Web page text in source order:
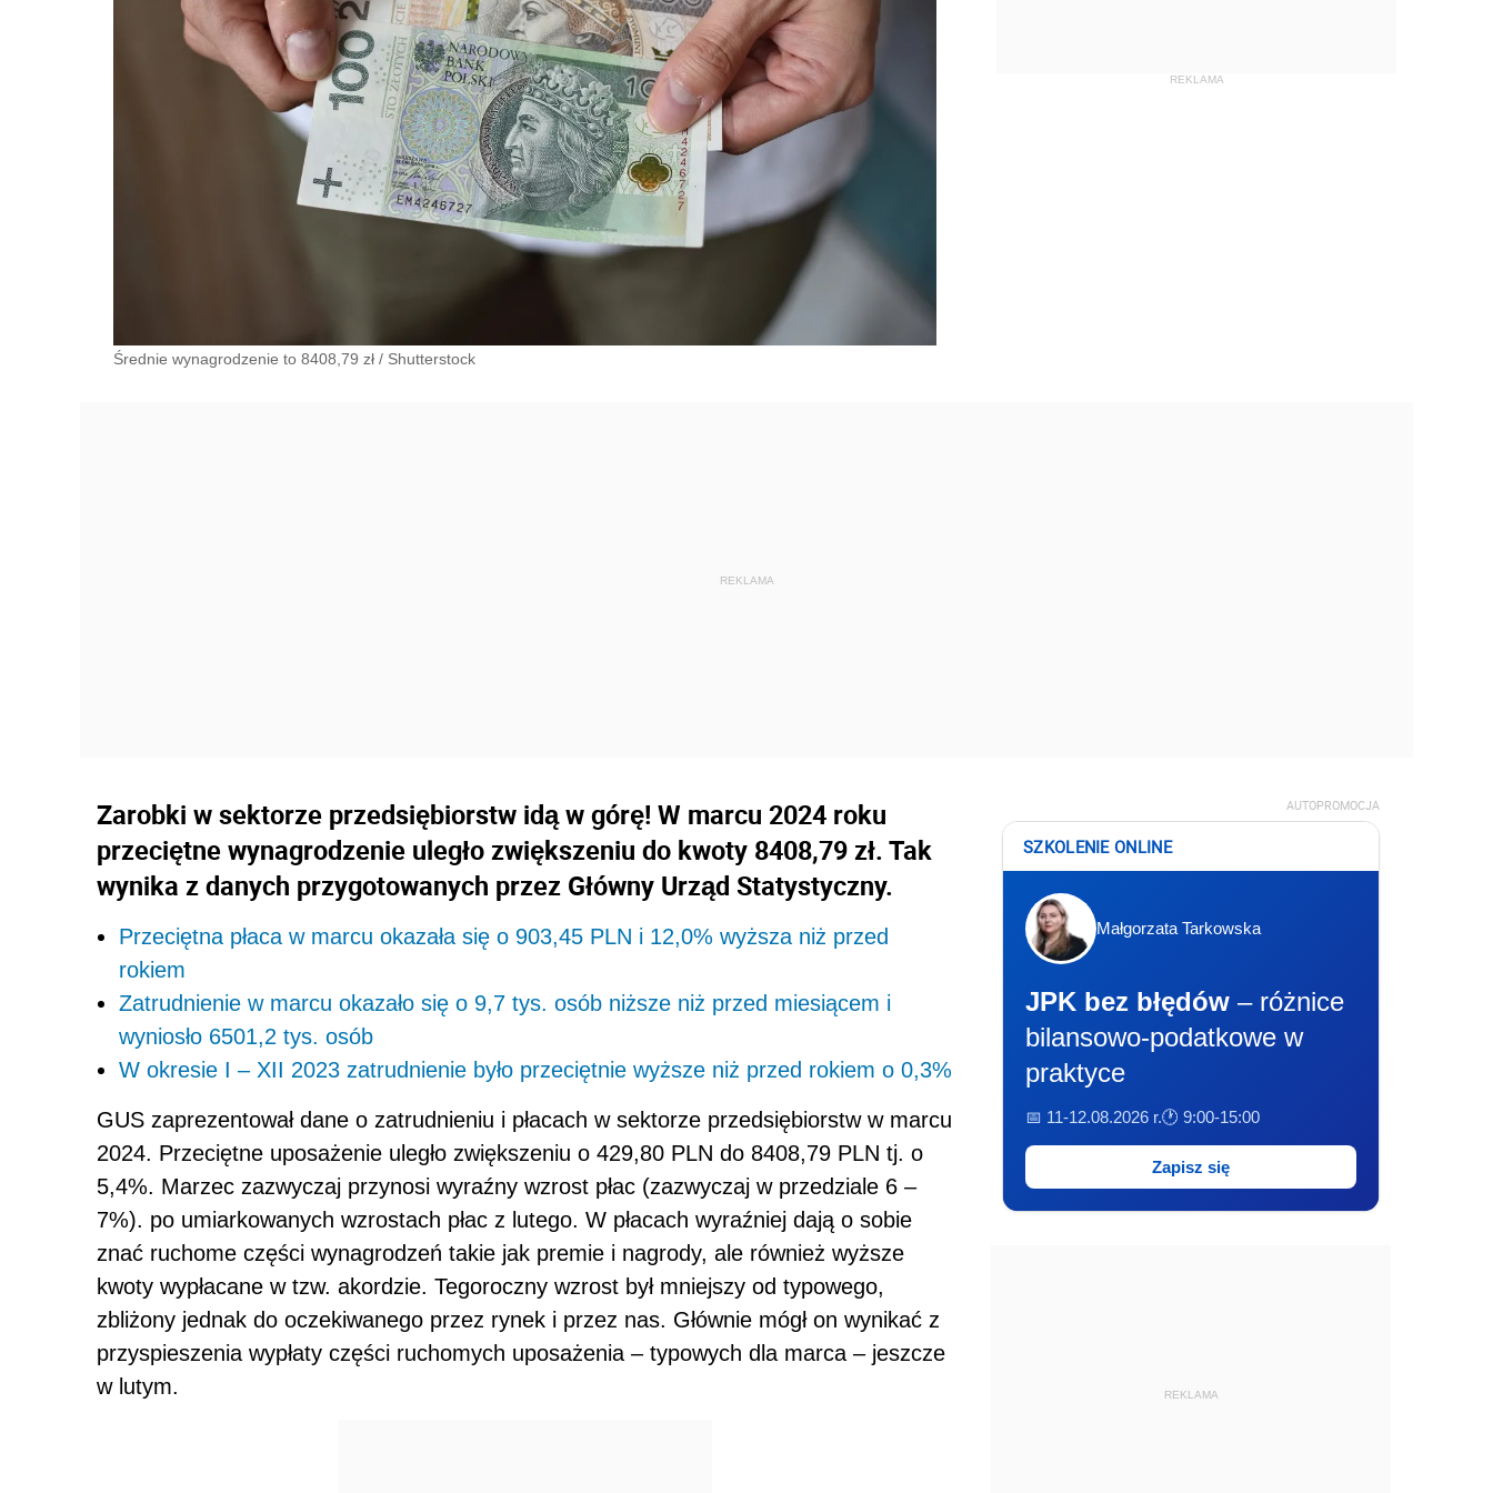
Średnie wynagrodzenie to 8408,79 zł / Shutterstock
Zarobki w sektorze przedsiębiorstw idą w górę! W marcu 2024 roku
przeciętne wynagrodzenie uległo zwiększeniu do kwoty 8408,79 zł. Tak
wynika z danych przygotowanych przez Główny Urząd Statystyczny.
Przeciętna płaca w marcu okazała się o 903,45 PLN i 12,0% wyższa niż przed
rokiem
Zatrudnienie w marcu okazało się o 9,7 tys. osób niższe niż przed miesiącem i
wyniosło 6501,2 tys. osób
W okresie I – XII 2023 zatrudnienie było przeciętnie wyższe niż przed rokiem o 0,3%
GUS zaprezentował dane o zatrudnieniu i płacach w sektorze przedsiębiorstw w marcu
2024. Przeciętne uposażenie uległo zwiększeniu o 429,80 PLN do 8408,79 PLN tj. o
5,4%. Marzec zazwyczaj przynosi wyraźny wzrost płac (zazwyczaj w przedziale 6 –
7%). po umiarkowanych wzrostach płac z lutego. W płacach wyraźniej dają o sobie
znać ruchome części wynagrodzeń takie jak premie i nagrody, ale również wyższe
kwoty wypłacane w tzw. akordzie. Tegoroczny wzrost był mniejszy od typowego,
zbliżony jednak do oczekiwanego przez rynek i przez nas. Głównie mógł on wynikać z
przyspieszenia wypłaty części ruchomych uposażenia – typowych dla marca – jeszcze
w lutym.
AUTOPROMOCJA
SZKOLENIE ONLINE
Małgorzata Tarkowska
JPK bez błędów – różnice
bilansowo-podatkowe w
praktyce
📅 11-12.08.2026 r.🕐 9:00-15:00
Zapisz się
REKLAMA